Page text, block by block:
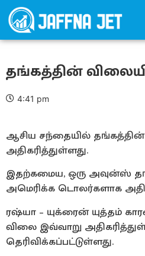
தங்கத்தின்
4:41 pm
ஆசிய சந்தையில்
அதிகரித்துள்ளது.
இதற்கமைய, ஒரு அவுன்ஸ்
அமெரிக்க டொலர்களாக
ரஷ்யா – யுக்ரைன் யுத்தம்
விலை இவ்வாறு
தெரிவிக்கப்பட்டுள்ளது.